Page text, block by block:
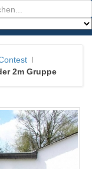
2m Gruppe